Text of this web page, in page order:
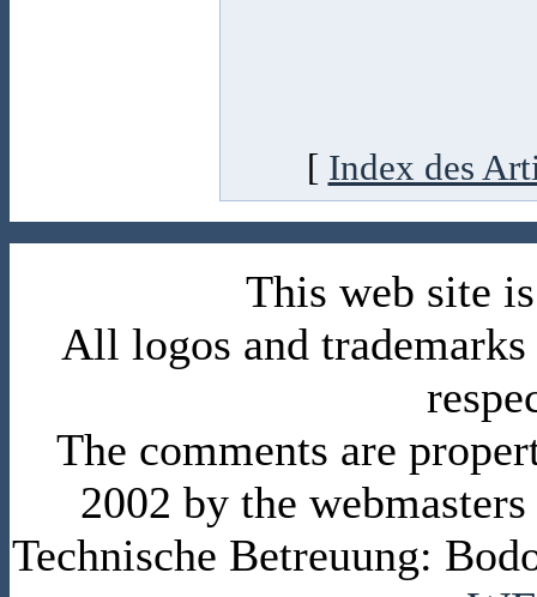
[ Index des
This web site
All logos and
The comments are
2002 by the
Technische Betreuung: